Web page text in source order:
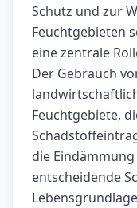
Schutz und zur
Feuchtgebieten
eine zentrale
Der Gebrauch
Feuchtgebiete,
die
entscheidende